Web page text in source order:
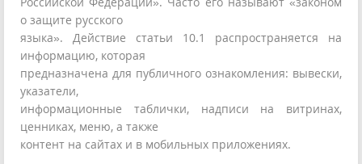
о защите русского
языка». Действие статьи 10.1 распространяется на
информацию, которая
предназначена для публичного ознакомления: вывески,
указатели,
информационные таблички, надписи на витринах,
ценниках, меню, а также
контент на сайтах и в мобильных приложениях.